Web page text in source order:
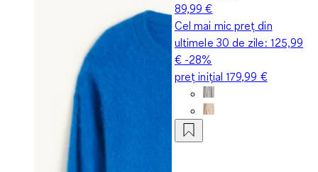
89,99 €
Cel mai mic preț din
ultimele 30 de zile: 125,99
€ -28%
preț inițial179,99 €